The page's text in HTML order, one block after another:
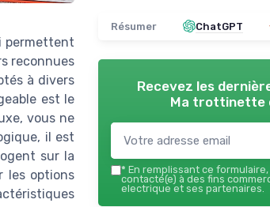
permettent
reconnues
à divers
est le
vous ne
il est
sur la
les options
Résumer ChatGPT
Recevez les
Ma trottinette
* En remplissant ce formulaire,
contacté(e) à des fins
electrique et ses partenaires.